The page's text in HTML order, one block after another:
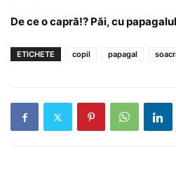
De ce o capră!? Păi, cu
ETICHETE copil papagal